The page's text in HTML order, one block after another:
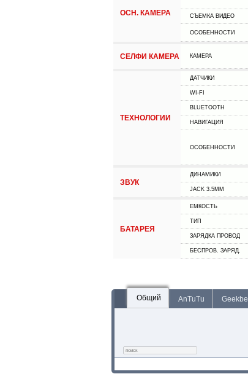
ОСН. КАМЕРА СЪЕМКА ВИДЕО
ОСОБЕННОСТИ
СЕЛФИ КАМЕРА КАМЕРА
ТЕХНОЛОГИИ
ДАТЧИКИ
WI-FI
BLUETOOTH
НАВИГАЦИЯ
ОСОБЕННОСТИ
ЗВУК
ДИНАМИКИ
JACK 3.5MM
БАТАРЕЯ
ЕМКОСТЬ
ТИП
ЗАРЯДКА ПРОВОД
БЕСПРОВ. ЗАРЯД.
Общий AnTuTu